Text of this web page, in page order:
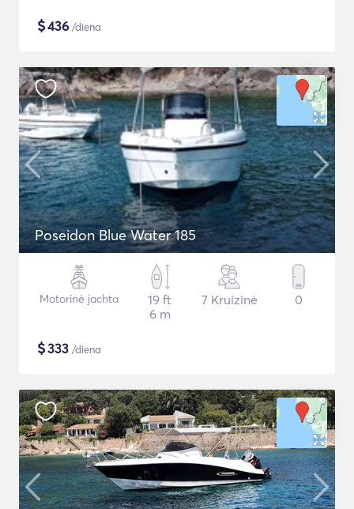
$436 /diena
Poseidon Blue Water 185
Motorinė jachta
19 ft
6 m
7 Kruizinė 0
$333 /diena